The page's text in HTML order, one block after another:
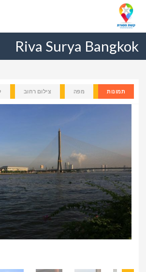
Riva Surya Bangkok
תמונות מפה צילום רחוב
Next